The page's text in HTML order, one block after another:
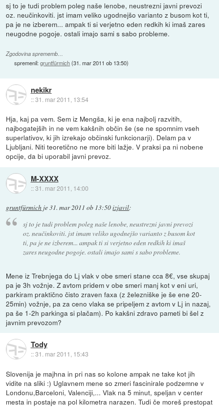
sj to je tudi problem poleg naše lenobe, neustrezni javni prevozi
oz. neučinkoviti. jst imam veliko ugodnejšo varianto z busom kot ti,
pa je ne izberem... ampak ti si verjetno eden redkih ki imaš zares
neugodne pogoje. ostali imajo sami s sabo probleme.
Zgodovina sprememb…
spremenil:gruntfürmich(31. mar 2011 ob 13:50)
nekikr
::31. mar 2011, 13:54
Hja, kaj pa vem. Sem iz Mengša, ki je ena najbolj razvitih,
najbogatejših in ne vem kakšnih občin še (se ne spomnim vseh
superlativov, ki jih izrekajo občinski funkcionarji). Delam pa v
Ljubljani. Niti teoretično ne more biti lažje. V praksi pa ni nobene
opcije, da bi uporabil javni prevoz.
M-XXXX
::31. mar 2011, 14:00
gruntfürmich je31. mar 2011 ob 13:50izjavil:
sj to je tudi problem poleg naše lenobe, neustrezni javni prevozi
oz. neučinkoviti. jst imam veliko ugodnejšo varianto z busom kot
ti, pa je ne izberem... ampak ti si verjetno eden redkih ki imaš
zares neugodne pogoje. ostali imajo sami s sabo probleme.
Mene iz Trebnjega do Lj vlak v obe smeri stane cca 8€, vse skupaj
pa je 3h vožnje. Z avtom pridem v obe smeri manj kot v eni uri,
parkiram praktično čisto zraven faxa (z železniške je še ene 20-
25min) vožnje, pa za ceno vlaka se pripeljem z avtom v Lj in nazaj,
pa še 1-2h parkinga si plačam). Po kakšni zdravo pameti bi šel z
javnim prevozom?
Tody
::31. mar 2011, 15:43
Slovenija je majhna in pri nas so kolone ampak ne take kot jih
vidite na sliki :) Uglavnem mene so zmeri fascinirale podzemne v
Londonu,Barceloni, Valenciji,... Vlak na 5 minut, speljan v center
mesta in postaje na pol kilometra narazen. Tudi če moreš prestopat